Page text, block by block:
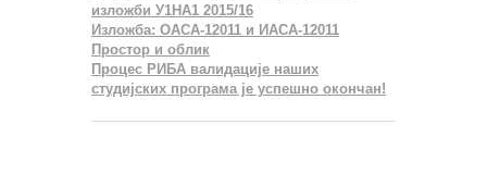
изложби У1НА1 2015/16
Изложба: ОАСА-12011 и ИАСА-12011
Простор и облик
Процес РИБА валидације наших
студијских програма је успешно окончан!